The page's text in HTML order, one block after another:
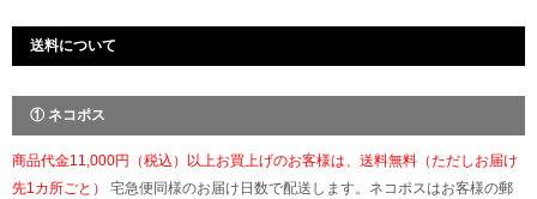
送料について
① ネコポス
商品代金11,000円（税込）以上お買上げのお客様は、送料無料（ただしお届け
先1カ所ごと） 宅急便同様のお届け日数で配送します。ネコポスはお客様の郵